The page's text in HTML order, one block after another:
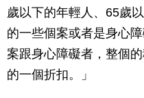
歲以下的年輕人、65歲
的一些個案或者是身心
案跟身心障礙者，整個
的一個折扣。」